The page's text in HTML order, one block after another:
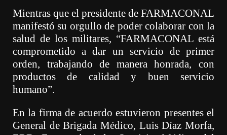
Mientras que el presidente de FARMACONAL
manifestó su orgullo de poder colaborar con la
salud de los militares, “FARMACONAL está
comprometido a dar un servicio de primer
orden, trabajando de manera honrada, con
productos de calidad y buen servicio
humano”.
En la firma de acuerdo estuvieron presentes el
General de Brigada Médico, Luis Díaz Morfa,